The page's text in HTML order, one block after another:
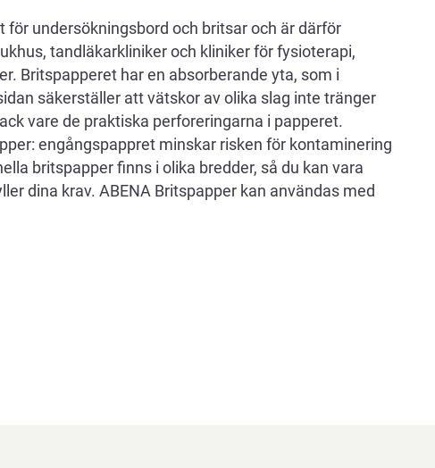
undersökningsbord och britsar och är därför
tandläkarkliniker och kliniker för fysioterapi,
Britspapperet har en absorberande yta, som i
säkerställer att vätskor av olika slag inte tränger
vare de praktiska perforeringarna i papperet.
engångspappret minskar risken för kontaminering
britspapper finns i olika bredder, så du kan vara
dina krav. ABENA Britspapper kan användas med